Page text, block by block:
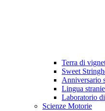
Terra di
Sweet
Anniversario
Lingua
Laboratorio
Scienze Motorie